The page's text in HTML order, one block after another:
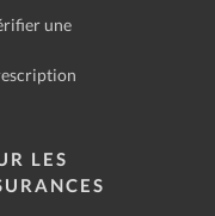
une
LES